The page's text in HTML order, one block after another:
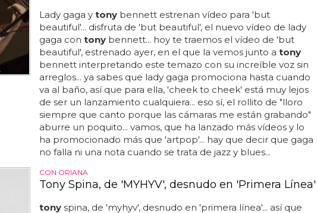
Lady gaga y tonybennett estrenan vídeo para 'but
beautiful'... disfruta de 'but beautiful', el nuevo vídeo de lady
gaga con tonybennett... hoy te traemos el vídeo de 'but
beautiful', estrenado ayer, en el que la vemos junto a tony
bennett interpretando este temazo con su increíble voz sin
arreglos... ya sabes que lady gaga promociona hasta cuando
va al baño, así que para ella, 'cheek to cheek' está muy lejos
de ser un lanzamiento cualquiera... eso sí, el rollito de "lloro
siempre que canto porque las cámaras me están grabando"
aburre un poquito... vamos, que ha lanzado más vídeos y lo
ha promocionado más que 'artpop'... hay que decir que gaga
no falla ni una nota cuando se trata de jazz y blues...
CON ORIANA
Tony Spina, de 'MYHYV', desnudo en 'Primera Línea'
tonyspina, de 'myhyv', desnudo en 'primera línea'... así que